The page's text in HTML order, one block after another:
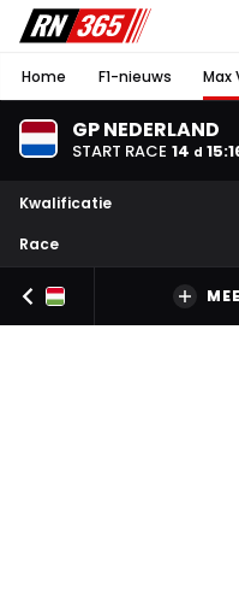
Home F1-nieuws Max
GP NEDERLAND
START RACE 14 d 15:
Kwalificatie
Race